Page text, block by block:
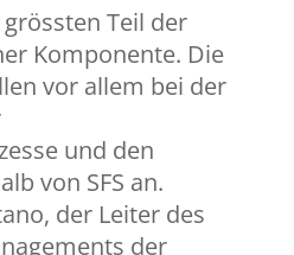
Teil der
Komponente. Die
vor allem bei der
und den
von SFS an.
der Leiter des
der